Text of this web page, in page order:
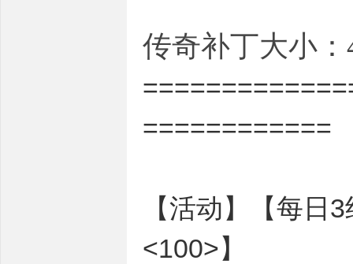
传奇补丁大小：
============
【活动】【每日
<100>】